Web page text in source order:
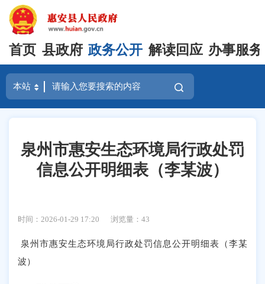
首页 县政府 政务公开 解读回应 办事服务
泉州市惠安生态环境局行政处罚
信息公开明细表（李某波）
时间：2026-01-29 17:20 浏览量：43
泉州市惠安生态环境局行政处罚信息公开明细表（李某
波）